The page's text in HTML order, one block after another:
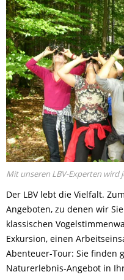
Mit unseren LBV-Experten wird
Der LBV lebt die Vielfalt.
Angeboten, zu denen wir
klassischen
Exkursion, einen
Abenteuer-Tour: Sie finden
Naturerlebnis-Angebot in